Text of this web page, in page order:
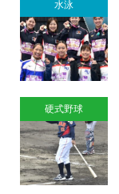
水泳
硬式野球